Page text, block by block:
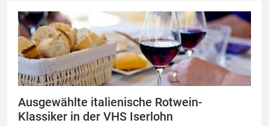
Ausgewählte italienische Rotwein-
Klassiker in der VHS Iserlohn